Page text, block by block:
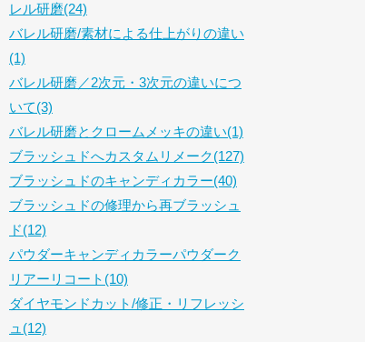
レル研磨(24)
バレル研磨/素材による仕上がりの違い
(1)
バレル研磨／2次元・3次元の違いにつ
いて(3)
バレル研磨とクロームメッキの違い(1)
ブラッシュドへカスタムリメーク(127)
ブラッシュドのキャンディカラー(40)
ブラッシュドの修理から再ブラッシュ
ド(12)
パウダーキャンディカラーパウダーク
リアーリコート(10)
ダイヤモンドカット/修正・リフレッシ
ュ(12)